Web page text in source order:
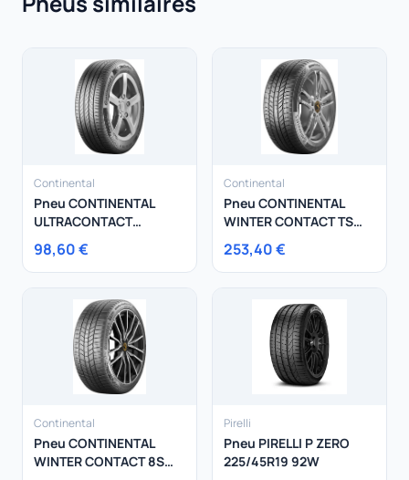
Continental
Pneu CONTINENTAL
ULTRACONTACT
185/60R15 84H
98,60 €
Continental
Pneu CONTINENTAL
WINTER CONTACT TS
870 P 275/40R18 103V
253,40 €
Continental
Pneu CONTINENTAL
WINTER CONTACT 8S
Pirelli
Pneu PIRELLI P ZERO
225/45R19 92W